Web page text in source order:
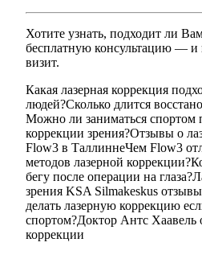
Хотите узнать, подходит ли
бесплатную консультацию — и
визит.
Какая лазерная коррекция
людей?Сколько длится
Можно ли заниматься спортом
коррекции зрения?Отзывы о
Flow3 в ТаллиннеЧем Flow3
методов лазерной коррекции?
бегу после операции на глаза?
зрения KSA Silmakeskus
делать лазерную коррекцию
спортом?Доктор Антс Хаавель
коррекции